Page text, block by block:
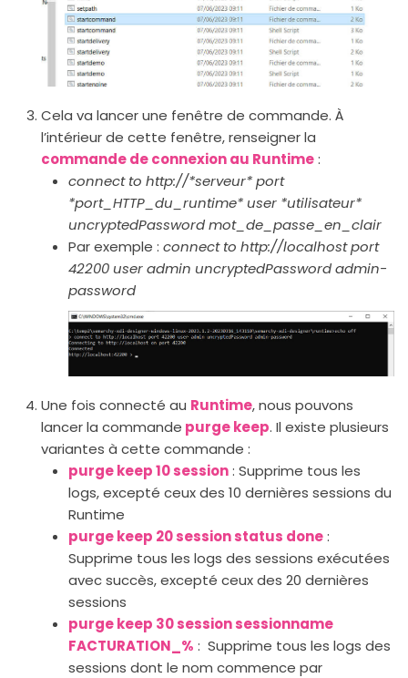
Cela va lancer une fenêtre de commande. À
l’intérieur de cette fenêtre, renseigner la
commande de connexion au Runtime:
connect to http://*serveur* port
*port_HTTP_du_runtime* user *utilisateur*
uncryptedPassword mot_de_passe_en_clair
Par exemple : connect to http://localhost port
42200 user admin uncryptedPassword admin-
password
Une fois connecté au Runtime, nous pouvons
lancer la commande purge keep. Il existe plusieurs
variantes à cette commande :
purge keep 10 session: Supprime tous les
logs, excepté ceux des 10 dernières sessions du
Runtime
purge keep 20 session status done:
Supprime tous les logs des sessions exécutées
avec succès, excepté ceux des 20 dernières
sessions
purge keep 30 session sessionname
FACTURATION_% : Supprime tous les logs des
sessions dont le nom commence par